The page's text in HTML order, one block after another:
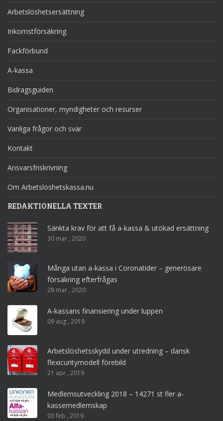
Arbetslöshetsersättning
Inkomstförsäkring
Fackförbund
A-kassa
Bidragsguiden
Organisationer, myndigheter och resurser
Vanliga frågor och svar
Kontakt
Ansvarsfriskrivning
Om Arbetslöshetskassa.nu
REDAKTIONELLA TEXTER
Sänkta krav för att få a-kassa & utökad ersättning
30 mar , 2020
Många utan a-kassa i Coronatider – generösare
försäkring efterfrågas
28 mar , 2020
A-kassans finansiering under luppen
09 aug , 2019
Arbetslöshetsskydd under utredning – dansk
flexicuritymodell förebild
21 apr , 2019
Medlemsutveckling 2018 – 14271 st fler a-
kassemedlemskap
03 feb , 2019